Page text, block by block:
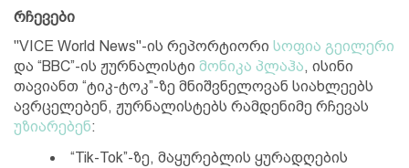
რჩევები
"VICE World News"-ის რეპორტიორი სოფია გეილერი
და “BBC”-ის ჟურნალისტი მონიკა პლაჰა, ისინი
თავიანთ “ტიკ-ტოკ”-ზე მნიშვნელოვან სიახლეებს
ავრცელებენ, ჟურნალისტებს რამდენიმე რჩევას
უზიარებენ:
“Tik-Tok”-ზე, მაყურებლის ყურადღების